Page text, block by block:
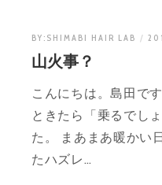
BY: SHIMABI HAIR LAB
山火事？
こんにちは。島田で
ときたら「乗るでし
た。 まあまあ暖かい
たハズレ…